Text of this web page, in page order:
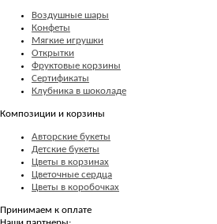
Воздушные шары
Конфеты
Мягкие игрушки
Открытки
Фруктовые корзины
Сертификаты
Клубника в шоколаде
Композиции и корзины
Авторские букеты
Детские букеты
Цветы в корзинах
Цветочные сердца
Цветы в коробочках
Принимаем к оплате